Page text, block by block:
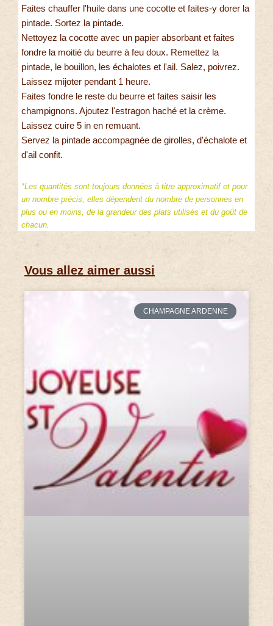
Faites chauffer l'huile dans une cocotte et faites-y dorer la
pintade. Sortez la pintade.
Nettoyez la cocotte avec un papier absorbant et faites
fondre la moitié du beurre à feu doux. Remettez la
pintade, le bouillon, les échalotes et l'ail. Salez, poivrez.
Laissez mijoter pendant 1 heure.
Faites fondre le reste du beurre et faites saisir les
champignons. Ajoutez l'estragon haché et la crème.
Laissez cuire 5 in en remuant.
Servez la pintade accompagnée de girolles, d'échalote et
d'ail confit.
*Les quantités sont toujours données à titre approximatif et pour
un nombre précis, elles dépendent du nombre de personnes en
plus ou en moins, de la grandeur des plats utilisés et du goût de
chacun.
Vous allez aimer aussi
CHAMPAGNE ARDENNE